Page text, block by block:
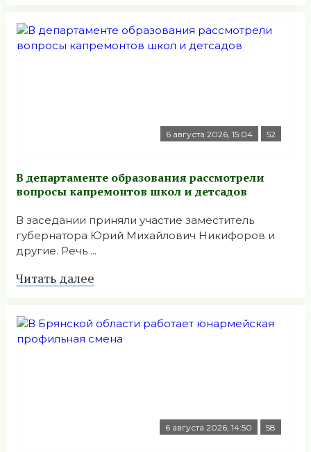
6 августа 2026, 15:04 52
В департаменте образования рассмотрели
вопросы капремонтов школ и детсадов
В заседании приняли участие заместитель
губернатора Юрий Михайлович Никифоров и
другие. Речь ...
Читать далее
6 августа 2026, 14:50 58